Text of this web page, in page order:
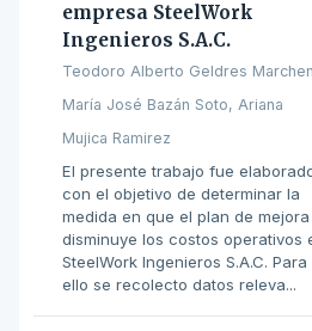
empresa SteelWork
Ingenieros S.A.C.
Teodoro Alberto Geldres
María José Bazán Soto, Ariana
Mujica Ramirez
El presente trabajo fue
con el objetivo de determinar la
medida en que el plan de mejora
disminuye los costos operativos
SteelWork Ingenieros S.A.C. Para
ello se recolecto datos releva...